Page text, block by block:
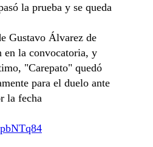
la prueba y se queda
Gustavo Álvarez de
en la convocatoria, y
"Carepato" quedó
para el duelo ante
la fecha